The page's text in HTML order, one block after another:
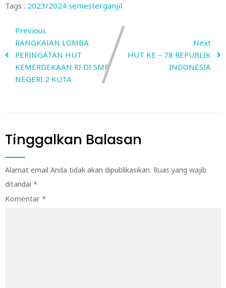
Tags : 2023/2024 semesterganjil
Previous
RANGKAIAN LOMBA
PERINGATAN HUT
KEMERDEKAAN RI DI SMP
NEGERI 2 KUTA
Next
HUT KE – 78 REPUBLIK
INDONESIA
Tinggalkan Balasan
Alamat email Anda tidak akan dipublikasikan. Ruas yang wajib
ditandai *
Komentar *